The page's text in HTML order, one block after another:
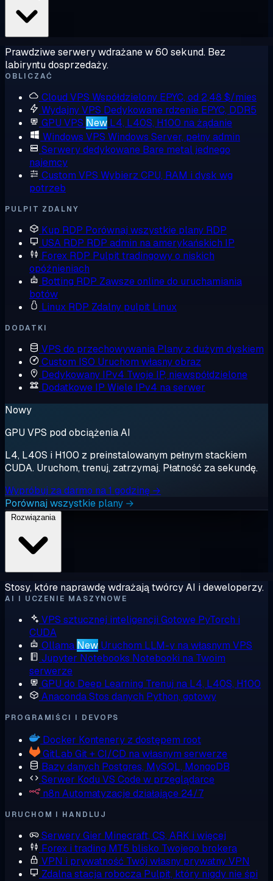
Prawdziwe serwery wdrażane w 60 sekund. Bez
labiryntu dosprzedaży.
OBLICZAĆ
Cloud VPS Współdzielony EPYC, od 2,48 $/mies
Wydajny VPS Dedykowane rdzenie EPYC, DDR5
GPU VPS New L4, L40S, H100 na żądanie
Windows VPS Windows Server, pełny admin
Serwery dedykowane Bare metal jednego
najemcy
Custom VPS Wybierz CPU, RAM i dysk wg
potrzeb
PULPIT ZDALNY
Kup RDP Porównaj wszystkie plany RDP
USA RDP RDP admin na amerykańskich IP
Forex RDP Pulpit tradingowy o niskich
opóźnieniach
Botting RDP Zawsze online do uruchamiania
botów
Linux RDP Zdalny pulpit Linux
DODATKI
VPS do przechowywania Plany z dużym dyskiem
Custom ISO Uruchom własny obraz
Dedykowany IPv4 Twoje IP, niewspółdzielone
Dodatkowe IP Wiele IPv4 na serwer
Nowy
GPU VPS pod obciążenia AI
L4, L40S i H100 z preinstalowanym pełnym stackiem
CUDA. Uruchom, trenuj, zatrzymaj. Płatność za sekundę.
Wypróbuj za darmo na 1 godzinę →
Porównaj wszystkie plany →
Rozwiązania
Stosy, które naprawdę wdrażają twórcy AI i deweloperzy.
AI I UCZENIE MASZYNOWE
VPS sztucznej inteligencji Gotowe PyTorch i
CUDA
Ollama New Uruchom LLM-y na własnym VPS
Jupyter Notebooks Notebooki na Twoim
serwerze
GPU do Deep Learning Trenuj na L4, L40S, H100
AnacondaStos danych Python, gotowy
PROGRAMIŚCI I DEVOPS
Docker Kontenery z dostępem root
GitLab Git + CI/CD na własnym serwerze
Bazy danych Postgres, MySQL, MongoDB
Serwer Kodu VS Code w przeglądarce
n8n Automatyzacje działające 24/7
URUCHOM I HANDLUJ
Serwery Gier Minecraft, CS, ARK i więcej
Forex i trading MT5 blisko Twojego brokera
VPN i prywatność Twój własny prywatny VPN
Zdalna stacja robocza Pulpit, który nigdy nie śpi